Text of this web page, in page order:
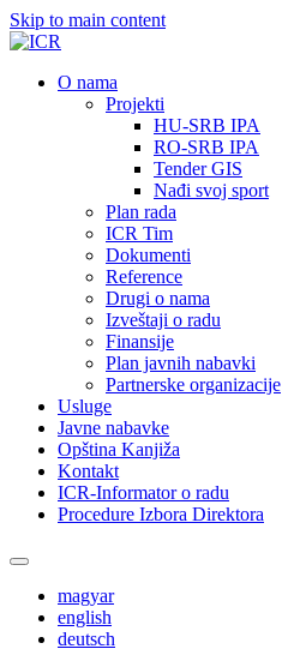
Skip to main content
О nama
Projekti
HU-SRB IPA
RO-SRB IPA
Tender GIS
Nađi svoj sport
Plan rada
ICR Tim
Dokumenti
Reference
Drugi o nama
Izveštaji o radu
Finansije
Plan javnih nabavki
Partnerske organizacije
Usluge
Javne nabavke
Opština Kanjiža
Kontakt
ICR-Informator o radu
Procedure Izbora Direktora
magyar
english
deutsch